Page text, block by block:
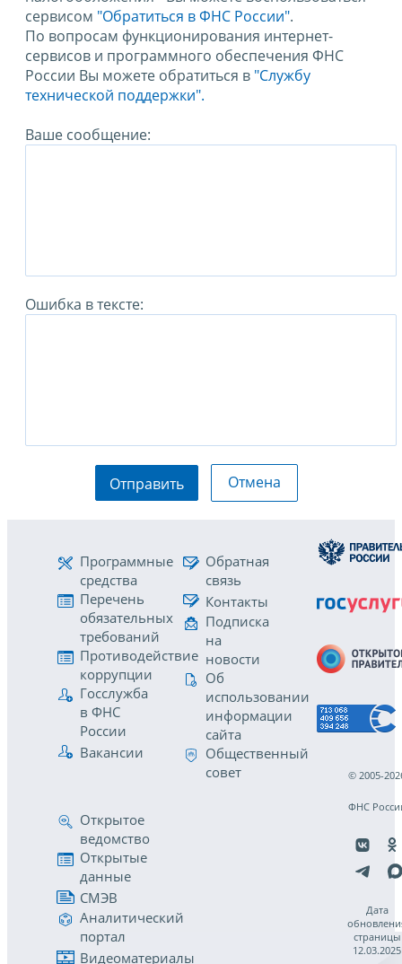
сервисом "Обратиться в ФНС России".
По вопросам функционирования интернет-
сервисов и программного обеспечения ФНС
России Вы можете обратиться в "Службу
технической поддержки".
Ваше сообщение:
Ошибка в тексте:
Отправить Отмена
Программные
средства
Перечень
обязательных
требований
Противодействие
коррупции
Госслужба
в ФНС
России
Вакансии
Обратная
связь
Контакты
Подписка
на
новости
Об
использовании
информации
сайта
Общественный
совет
Открытое
ведомство
Открытые
данные
СМЭВ
Аналитический
портал
Видеоматериалы
© 2005-
ФНС
Дата
страницы
12.03.2025